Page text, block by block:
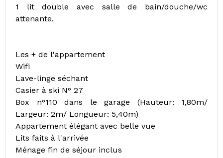
1 lit double avec salle de bain/douche/wc
attenante.
Les + de l'appartement
Wifi
Lave-linge séchant
Casier à ski N° 27
Box n°110 dans le garage (Hauteur: 1,80m/
Largeur: 2m/ Longueur: 5,40m)
Appartement élégant avec belle vue
Lits faits à l'arrivée
Ménage fin de séjour inclus